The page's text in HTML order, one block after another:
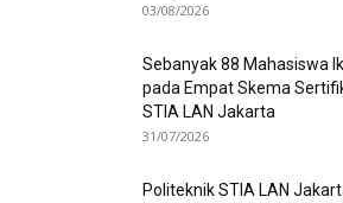
03/08/2026
Sebanyak 88 Mahasiswa
pada Empat Skema
STIA LAN Jakarta
31/07/2026
Politeknik STIA LAN